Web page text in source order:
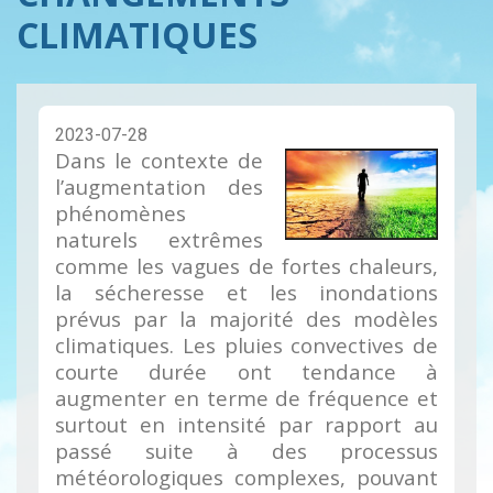
CLIMATIQUES
2023-07-28
Dans le contexte de
l’augmentation des
phénomènes
naturels extrêmes
comme les vagues de fortes chaleurs,
la sécheresse et les inondations
prévus par la majorité des modèles
climatiques. Les pluies convectives de
courte durée ont tendance à
augmenter en terme de fréquence et
surtout en intensité par rapport au
passé suite à des processus
météorologiques complexes, pouvant